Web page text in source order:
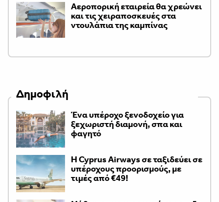
Αεροπορική εταιρεία θα χρεώνει
και τις χειραποσκευές στα
ντουλάπια της καμπίνας
Δημοφιλή
Ένα υπέροχο ξενοδοχείο για
ξεχωριστή διαμονή, σπα και
φαγητό
H Cyprus Airways σε ταξιδεύει σε
υπέροχους προορισμούς, με
τιμές από €49!